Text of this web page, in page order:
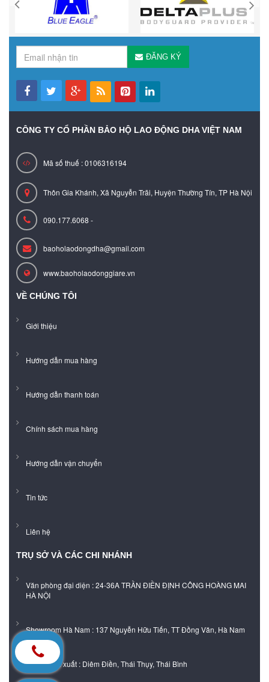
ĐĂNG KÝ
CÔNG TY CỔ PHẦN BẢO HỘ LAO ĐỘNG DHA VIỆT NAM
Mã số thuế : 0106316194
Thôn Gia Khánh, Xã Nguyễn Trãi, Huyện Thường Tín, TP Hà Nội
090.177.6068 -
baoholaodongdha@gmail.com
www.baoholaodonggiare.vn
VỀ CHÚNG TÔI
Giới thiệu
Hướng dẫn mua hàng
Hướng dẫn thanh toán
Chính sách mua hàng
Hướng dẫn vận chuyển
Tin tức
Liên hệ
TRỤ SỞ VÀ CÁC CHI NHÁNH
Văn phòng đại diện : 24-36A TRẦN ĐIỀN ĐỊNH CÔNG HOÀNG MAI
HÀ NỘI
Showroom Hà Nam : 137 Nguyễn Hữu Tiến, TT Đồng Văn, Hà Nam
Xưởng sản xuất : Diêm Điền, Thái Thụy, Thái Bình